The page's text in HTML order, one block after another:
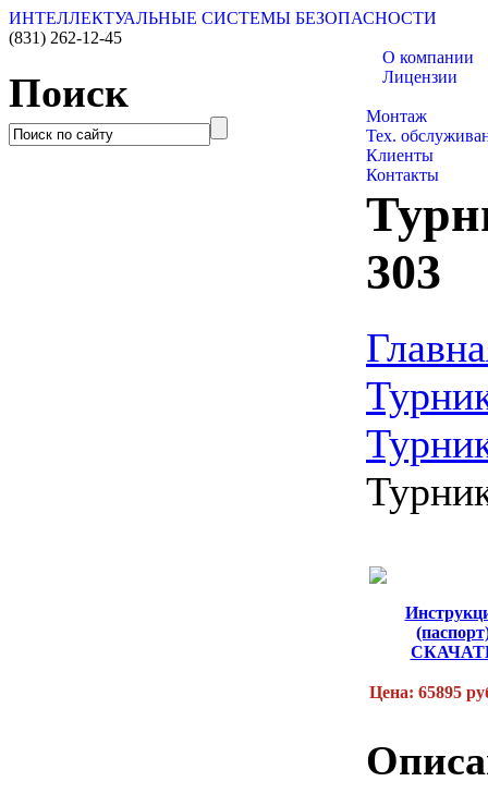
ИНТЕЛЛЕКТУАЛЬНЫЕ СИСТЕМЫ БЕЗОПАСНОСТИ
(831) 262-12-45
Поиск
О компании
Лицензии
Монтаж
Тех.
Клиенты
Контакты
303
Цена: 65895